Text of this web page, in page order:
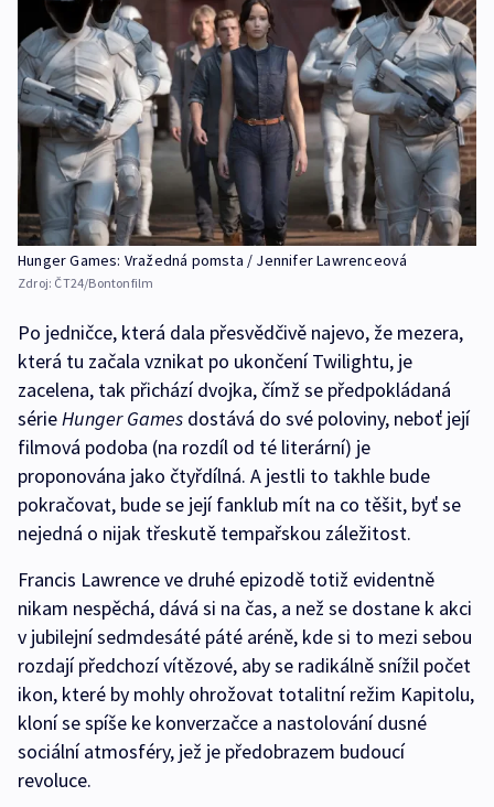
Hunger Games: Vražedná pomsta / Jennifer Lawrenceová
Zdroj: ČT24/Bontonfilm
Po jedničce, která dala přesvědčivě najevo, že mezera,
která tu začala vznikat po ukončení Twilightu, je
zacelena, tak přichází dvojka, čímž se předpokládaná
sérieHunger Games dostává do své poloviny, neboť její
filmová podoba (na rozdíl od té literární) je
proponována jako čtyřdílná. A jestli to takhle bude
pokračovat, bude se její fanklub mít na co těšit, byť se
nejedná o nijak třeskutě tempařskou záležitost.
Francis Lawrence ve druhé epizodě totiž evidentně
nikam nespěchá, dává si na čas, a než se dostane k akci
v jubilejní sedmdesáté páté aréně, kde si to mezi sebou
rozdají předchozí vítězové, aby se radikálně snížil počet
ikon, které by mohly ohrožovat totalitní režim Kapitolu,
kloní se spíše ke konverzačce a nastolování dusné
sociální atmosféry, jež je předobrazem budoucí
revoluce.